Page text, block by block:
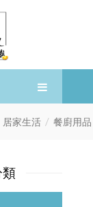
居家生活 餐廚用品
類